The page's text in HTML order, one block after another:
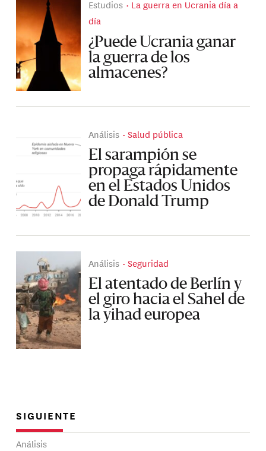
Estudios
La guerra en Ucrania día a
día
¿Puede Ucrania ganar
la guerra de los
almacenes?
Análisis Salud pública
El sarampión se
propaga rápidamente
en el Estados Unidos
de Donald Trump
Análisis Seguridad
El atentado de Berlín y
el giro hacia el Sahel de
la yihad europea
SIGUIENTE
Análisis